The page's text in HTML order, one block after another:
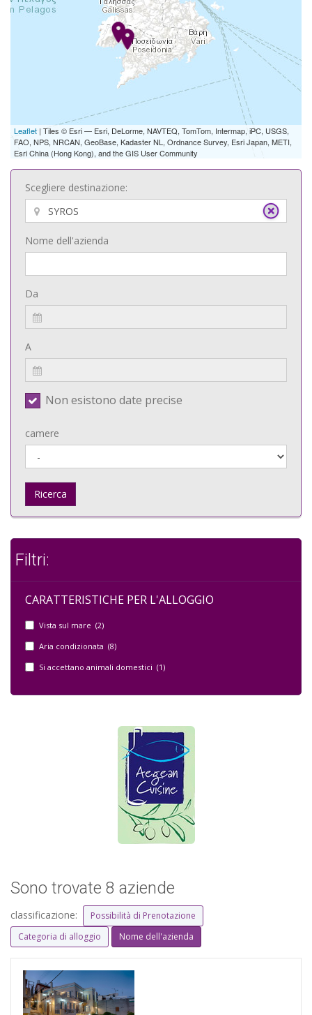
Leaflet | Tiles © Esri — Esri, DeLorme, NAVTEQ, TomTom, Intermap, iPC, USGS,
FAO, NPS, NRCAN, GeoBase, Kadaster NL, Ordnance Survey, Esri Japan, METI,
Esri China (Hong Kong), and the GIS User Community
Scegliere destinazione:
Nome dell'azienda
Da
A
Non esistono date precise
camere
Ricerca
Filtri:
CARATTERISTICHE PER L'ALLOGGIO
Vista sul mare (2)
Aria condizionata (8)
Si accettano animali domestici (1)
Sono trovate 8 aziende
classificazione:
Possibilità di Prenotazione
Categoria di alloggio
Nome dell'azienda